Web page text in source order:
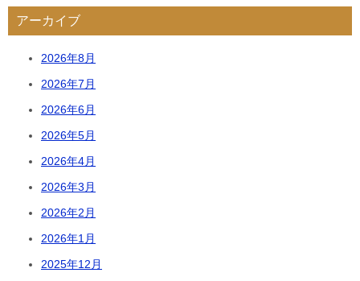
アーカイブ
2026年8月
2026年7月
2026年6月
2026年5月
2026年4月
2026年3月
2026年2月
2026年1月
2025年12月